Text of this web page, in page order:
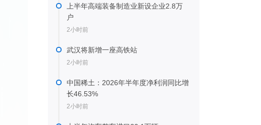
上半年高端装备制造业新设企业2.8万
户
2小时前
武汉将新增一座高铁站
2小时前
中国稀土：2026年半年度净利润同比增
长46.53%
2小时前